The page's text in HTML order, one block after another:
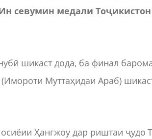
севумин медали Тоҷикистон
шикаст дода, ба финал
Муттаҳидаи Араб)
Ҳангжоу дар риштаи ҷудо